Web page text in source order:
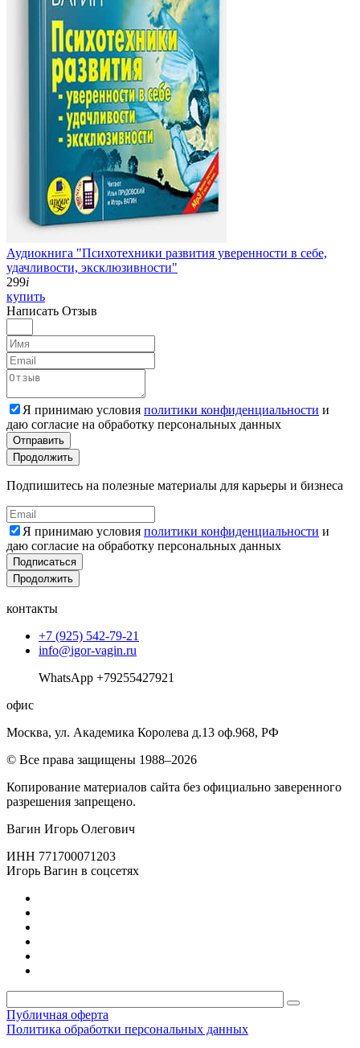
Аудиокнига "Психотехники развития уверенности в себе,
удачливости, эксклюзивности"
299i
купить
Написать Отзыв
Я принимаю условия политики конфиденциальности и
даю согласие на обработку персональных данных
Отправить
Продолжить
Подпишитесь на полезные материалы для карьеры и бизнеса
Я принимаю условия политики конфиденциальности и
даю согласие на обработку персональных данных
Подписаться
Продолжить
контакты
+7 (925) 542-79-21
info@igor-vagin.ru
WhatsApp +79255427921
офис
Москва, ул. Академика Королева д.13 оф.968, РФ
© Все права защищены 1988–2026
Копирование материалов сайта без официально заверенного
разрешения запрещено.
Вагин Игорь Олегович
ИНН 771700071203
Игорь Вагин в соцсетях
Публичная оферта
Политика обработки персональных данных